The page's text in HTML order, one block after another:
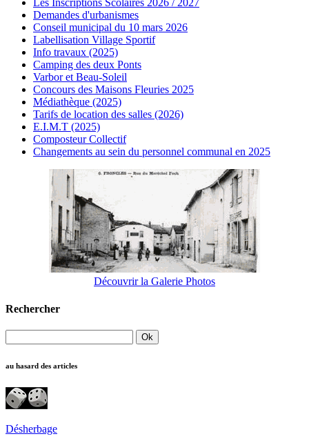
Les Inscriptions Scolaires 2026 / 2027
Demandes d'urbanismes
Conseil municipal du 10 mars 2026
Labellisation Village Sportif
Info travaux (2025)
Camping des deux Ponts
Varbor et Beau-Soleil
Concours des Maisons Fleuries 2025
Médiathèque (2025)
Tarifs de location des salles (2026)
E.I.M.T (2025)
Composteur Collectif
Changements au sein du personnel communal en 2025
Découvrir la Galerie Photos
Rechercher
au hasard des articles
Désherbage